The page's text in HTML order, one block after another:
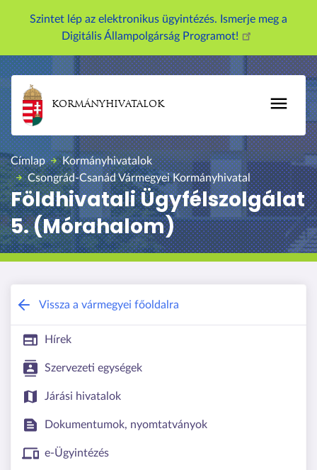
á
a
a
r
t
a
l
o
m
Szintet lép az elektronikus ügyintézés. Ismerje meg a
Digitális Állampolgárság Programot!
KORMÁNYHIVATALOK
Címlap
Kormányhivatalok
Csongrád-Csanád Vármegyei Kormányhivatal
Földhivatali Ügyfélszolgálat
5. (Mórahalom)
Csongrád-Csanád Vármegyei
Vissza a vármegyei főoldalra
Hírek
Szervezeti egységek
Járási hivatalok
Dokumentumok, nyomtatványok
e-Ügyintézés